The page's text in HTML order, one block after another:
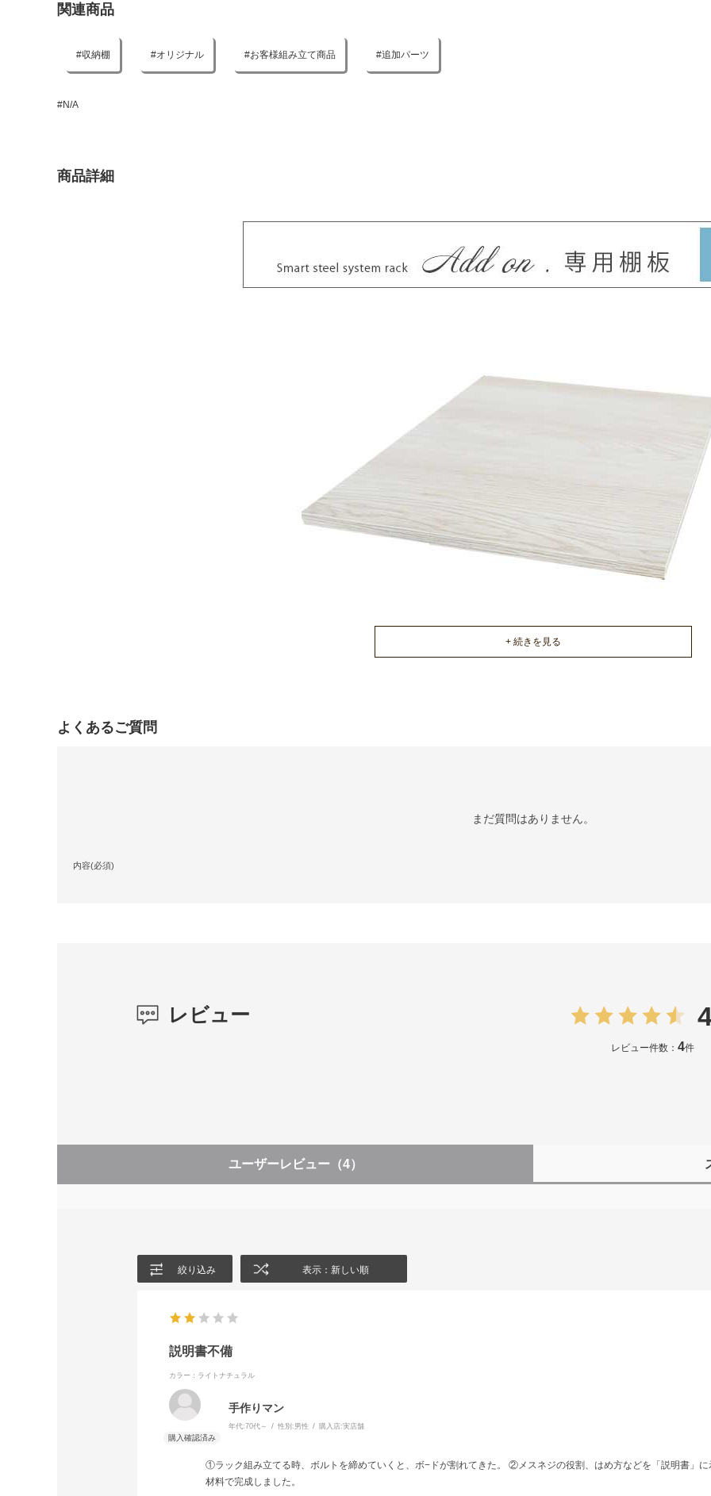
関連商品
収納棚 オリジナル お客様組み立て商品 追加パーツ
#N/A
商品詳細
よくあるご質問
まだ質問はありません。
内容(必須)
レビュー
レビュー件数： 4件
ユーザーレビュー （4）
絞り込み 表示：新しい順
説明書不備
カラー：ライトナチュラル
手作りマン
年代:70代～ 性別: 男性 購入店:実店舗
①ラック組み立てる時、ボルトを締めていくと、ボ−ドが割れてきた。 ②メスネジの役割、はめ方などを「説明
材料で完成しました。